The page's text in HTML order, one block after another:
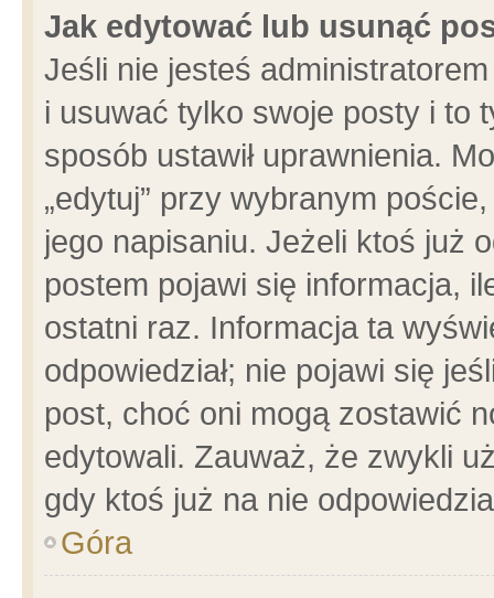
Jak edytować lub usunąć
Jeśli nie jesteś
i usuwać tylko swoje posty i to
sposób ustawił uprawnienia.
„edytuj” przy wybranym
jego napisaniu. Jeżeli ktoś już
postem pojawi się informacja,
ostatni raz. Informacja ta
odpowiedział; nie pojawi się
post, choć oni mogą zostawić
edytowali. Zauważ, że zwykli
gdy ktoś już na nie
Góra